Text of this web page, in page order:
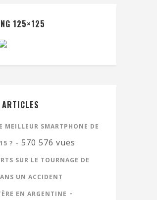
125×125
MEILLEUR SMARTPHONE DE
? - 570 576 vues
SUR LE TOURNAGE DE
UN ACCIDENT
EN ARGENTINE -